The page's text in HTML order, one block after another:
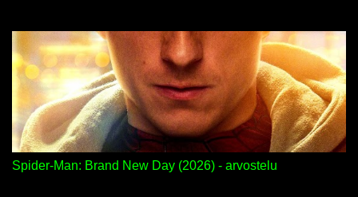
Spider-Man: Brand New Day (2026) - arvostelu